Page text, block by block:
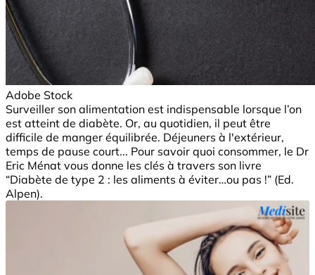
Adobe Stock
Surveiller son alimentation est indispensable lorsque l’on
est atteint de diabète. Or, au quotidien, il peut être
difficile de manger équilibrée. Déjeuners à l'extérieur,
temps de pause court... Pour savoir quoi consommer, le Dr
Eric Ménat vous donne les clés à travers son livre
“Diabète de type 2 : les aliments à éviter…ou pas !” (Ed.
Alpen).